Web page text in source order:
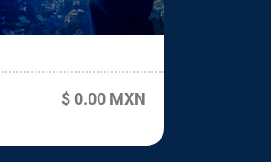
$ 0.00 MXN